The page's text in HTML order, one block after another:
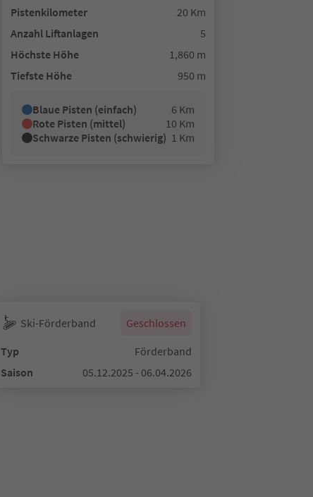
Pistenkilometer
20 Km
Anzahl Liftanlagen
5
Höchste Höhe
1,860 m
Tiefste Höhe
950 m
Blaue Pisten (einfach)
6 Km
Rote Pisten (mittel)
10 Km
Schwarze Pisten (schwierig) 1 Km
Ski-Förderband
Geschlossen
Typ
Förderband
Saison
05.12.2025 - 06.04.2026